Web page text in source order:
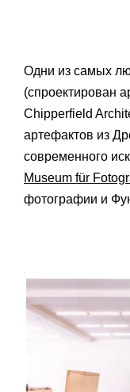
Одни из самых
(спроектирован
Chipperfield
артефактов из
современного
Museum für
фотографии и